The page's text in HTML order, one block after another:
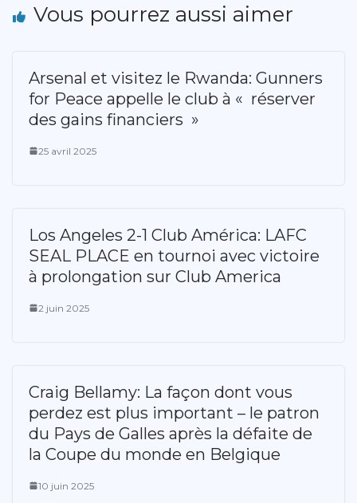
Vous pourrez aussi aimer
Arsenal et visitez le Rwanda: Gunners
for Peace appelle le club à « réserver
des gains financiers »
25 avril 2025
Los Angeles 2-1 Club América: LAFC
SEAL PLACE en tournoi avec victoire
à prolongation sur Club America
2 juin 2025
Craig Bellamy: La façon dont vous
perdez est plus important – le patron
du Pays de Galles après la défaite de
la Coupe du monde en Belgique
10 juin 2025